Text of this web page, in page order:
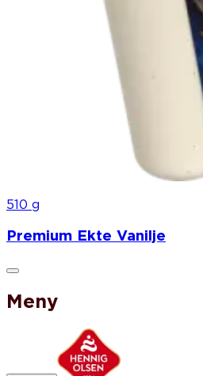
510 g
Premium Ekte Vanilje
Meny